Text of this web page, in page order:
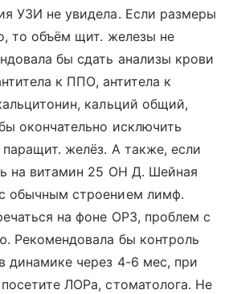
УЗИ не увидела. Если размеры
то объём щит. железы не
бы сдать анализы крови
к ППО, антитела к
кальций общий,
окончательно исключить
желёз. А также, если
на витамин 25 ОН Д. Шейная
обычным строением лимф.
на фоне ОРЗ, проблем с
Рекомендовала бы контроль
динамике через 4-6 мес, при
ЛОРа, стоматолога. Не